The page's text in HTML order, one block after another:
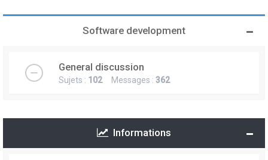
Software development
General discussion
Sujets : 102Messages : 362
Informations